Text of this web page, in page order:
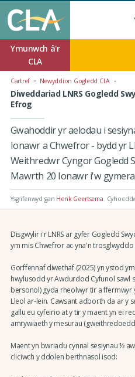
Ymunwch â'r
CLA
Cartref Newyddion Gogledd CLA
Diweddariad LNRS Gogledd
Efrog
Gwahoddir yr aelodau i
Ionawr a Chwefror - bydd yr
Weithredwr Cyngor Gogledd
Mawrth 20 Ionawr i'w
Ysgrifenwyd gan Henk Geertsema
Disgwylir i'r LNRS ar gyfer Gogledd
ym mis Chwefror ac yna'n
Gorffennaf diwethaf (2025) yn ystod
hwylusodd yr Awdurdod Cyfunol sawl
bersonol) gyda rheolwyr tir a ffermwyr
Lleol ar-lein. Cawsant adborth da ar y
gallu eu cyfeirio at y tir y maent yn ei
amrywiaeth y mesurau
Maent yn bwriadu cynnal sesiynau ½
cliciwch y ddolen berthnasol isod: